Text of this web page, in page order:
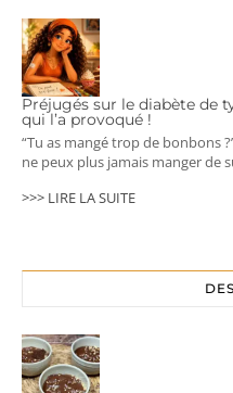
Préjugés sur le diabète de
qui l’a provoqué !
“Tu as mangé trop de bonbons
ne peux plus jamais manger de
>>> LIRE LA SUITE